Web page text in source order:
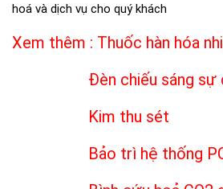
hoá và dịch vụ cho quý khách
Xem thêm : Thuốc hàn hóa
Đèn chiếu sáng sự
Kim thu sét
Bảo trì hệ thống